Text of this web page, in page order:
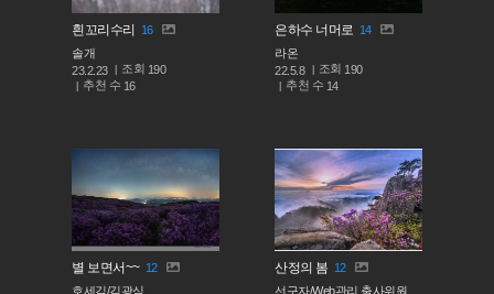
흰꼬리수리
16
솔개
23.2.23
조회 190
추천 수 16
은하수 너머로 14
라온
22.5.8
조회 190
추천 수 14
별 보면서~~ 12
호세김/김광식
산정의 봄 12
선구자/Web관리.출사위원